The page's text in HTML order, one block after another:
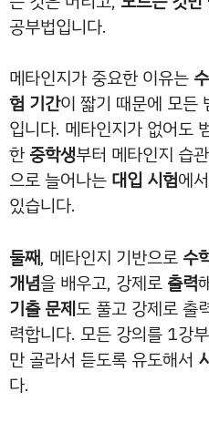
공부법입니다.
메타인지가 중요한 이유는
험 기간이 짧기 때문에 모든
입니다. 메타인지가 없어도
한 중학생부터 메타인지 습
으로 늘어나는 대입 시험에
있습니다.
둘째, 메타인지 기반으로 수
개념을 배우고, 강제로 출력
기출 문제도 풀고 강제로 출
력합니다. 모든 강의를 1강
만 골라서 듣도록 유도해서
다.